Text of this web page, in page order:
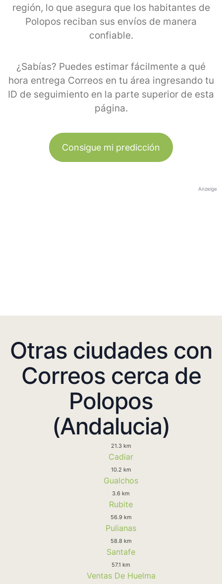
región, lo que asegura que los habitantes de
Polopos reciban sus envíos de manera
confiable.
¿Sabías? Puedes estimar fácilmente a qué
hora entrega Correos en tu área ingresando tu
ID de seguimiento en la parte superior de esta
página.
Consigue mi predicción
Anzeige
Otras ciudades con
Correos cerca de
Polopos
(Andalucia)
21.3 km
Cadiar
10.2 km
Gualchos
3.6 km
Rubite
56.9 km
Pulianas
58.8 km
Santafe
57.1 km
Ventas De Huelma